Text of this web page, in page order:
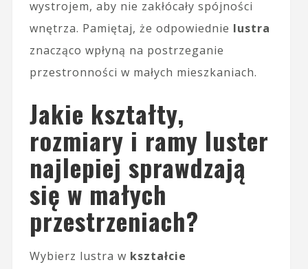
wystrojem, aby nie zakłócały spójności
wnętrza. Pamiętaj, że odpowiednie lustra
znacząco wpłyną na postrzeganie
przestronności w małych mieszkaniach.
Jakie kształty,
rozmiary i ramy luster
najlepiej sprawdzają
się w małych
przestrzeniach?
Wybierz lustra w kształcie